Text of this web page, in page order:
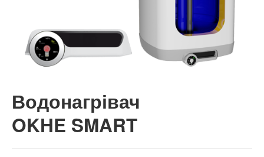
Водонагрівач
OKHE SMART